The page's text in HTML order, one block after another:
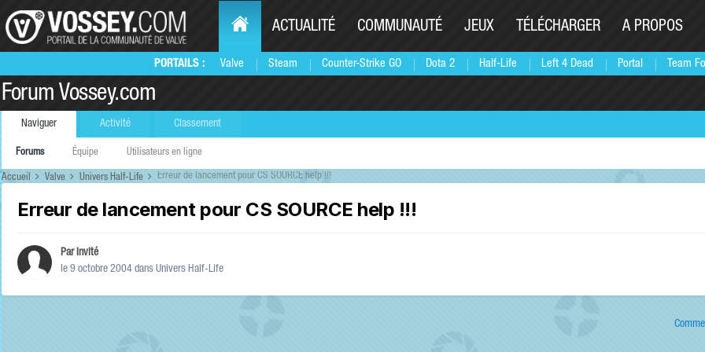
PORTAILS : Valve Steam Counter-Strike GO Dota 2 Half-Life Left 4 Dead Portal Team
ACTUALITÉ COMMUNAUTÉ JEUX TÉLÉCHARGER A PROPOS
Forum Vossey.com
Naviguer
Forums Équipe Utilisateurs en ligne
Activité Classement
Accueil Valve Univers Half-Life Erreur de lancement pour CS SOURCE help !!!
Erreur de lancement pour CS SOURCE help !!!
Par Invité
le 9 octobre 2004 dans Univers Half-Life